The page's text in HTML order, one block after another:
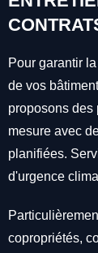
Pour garantir
de vos
proposons des
mesure avec
planifiées.
d'urgence
copropriétés,